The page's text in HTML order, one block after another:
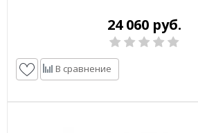
24 060 руб.
В сравнение